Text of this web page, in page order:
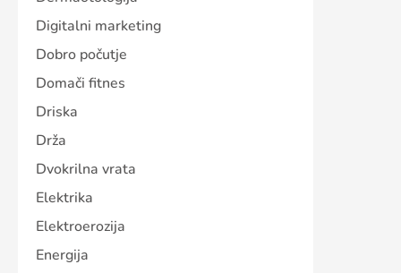
Digitalni marketing
Dobro počutje
Domači fitnes
Driska
Drža
Dvokrilna vrata
Elektrika
Elektroerozija
Energija